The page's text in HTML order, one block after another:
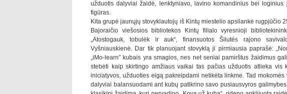
užduotis dalyviai žaidė, lenktyniavo, lavino komandinius bei loginius
figūras.
Kita grupė jaunųjų stovyklautojų iš Kintų miestelio apsilankė rugpjūčio
Bajoraičio viešosios bibliotekos Kintų filialo vyresnioji
„Atostogauk, tobulėk ir auk“, finansuotos Šilutės rajono
Vyšniauskienė. Dar tik planuojant stovyklą ji pirmiausia paprašė:
„iMo-learn” kubais yra smagios, nes net seniai pamirštus žaidimus
stebėti kaip skirtingo amžiaus vaikai tas pačias užduotis atlieka vis
iniciatyvos, užduoties eigą pakreipdami netikėta linkme. Tad
dalyviai balansuodami ant kubų patikrino savo pusiausvyros